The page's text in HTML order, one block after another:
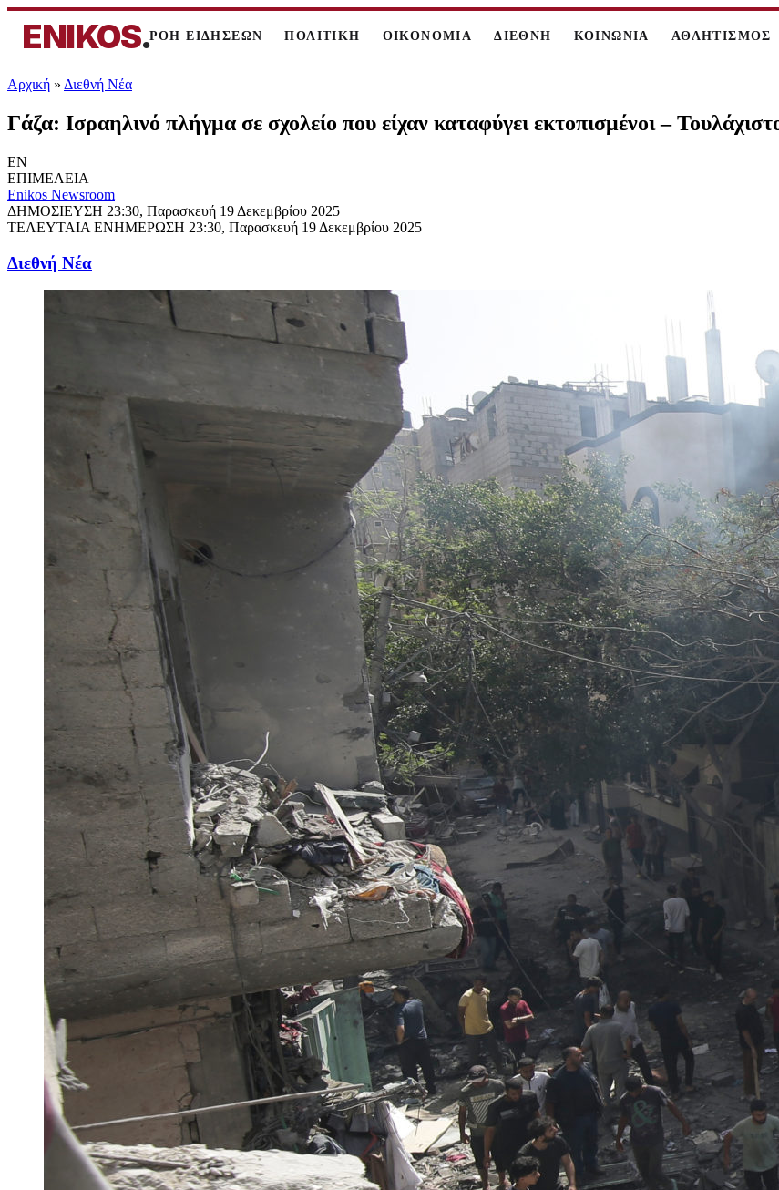
ENIKOS.ΡΟΗ ΕΙΔΗΣΕΩΝ ΠΟΛΙΤΙΚΗ ΟΙΚΟΝΟΜΙΑ ΔΙΕΘΝΗ ΚΟΙΝΩΝΙΑ ΑΘΛΗΤΙΣΜΟΣ
Αρχική » Διεθνή Νέα
Γάζα: Ισραηλινό πλήγμα σε σχολείο που είχαν καταφύγει εκτοπισμένοι –
EN
ΕΠΙΜΕΛΕΙΑ
Enikos Newsroom
ΔΗΜΟΣΙΕΥΣΗ 23:30, Παρασκευή 19 Δεκεμβρίου 2025
ΤΕΛΕΥΤΑΙΑ ΕΝΗΜΕΡΩΣΗ 23:30, Παρασκευή 19 Δεκεμβρίου 2025
Διεθνή Νέα